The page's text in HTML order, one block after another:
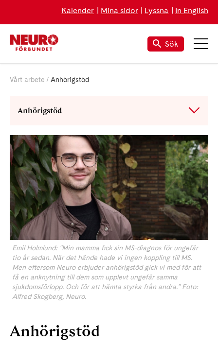
Kalender Mina sidor Lyssna In English
Sök
Vårt arbete Anhörigstöd
Anhörigstöd
Emil Holmlund: "Min mamma fick sin MS-diagnos för ungefär
tio år sedan. När det hände hade vi ingen koppling till MS.
Men eftersom Neuro erbjuder anhörigstöd gick vi med för att
få en anknytning till dem som upplevt ungefär samma
sjukdomsförlopp. Och för att hämta styrka från andra." Foto:
Alfred Skogberg, Neuro.
Anhörigstöd